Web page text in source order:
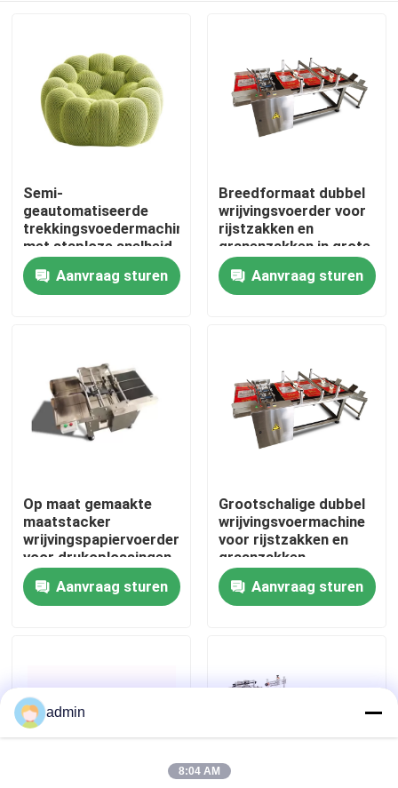
Thuis
Video's
Over ons
Fabriekstocht
Kwaliteitscontrole
Neem contact met ons op
Gevallen
Semi-
geautomatiseerde
trekkingsvoedermachine
met staploze snelheid
met CIJ-beugel
Aanvraag sturen
Breedformaat dubbel
wrijvingsvoerder voor
rijstzakken en
granenzakken in grote
maten
Aanvraag sturen
Op maat gemaakte
maatstacker
wrijvingspapiervoerder
voor drukoplossingen
Aanvraag sturen
Grootschalige dubbel
wrijvingsvoermachine
voor rijstzakken en
graanzakken
Aanvraag sturen
admin
8:04 AM